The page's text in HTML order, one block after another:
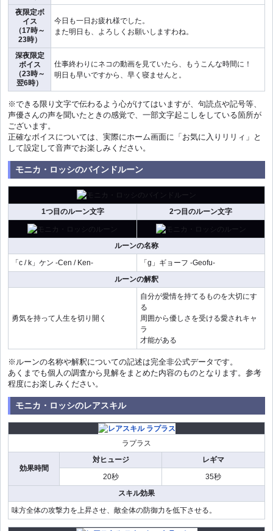
夜限定ボ
イス
（17時～
23時）
今日も一日お疲れ様でした。
また明日も、よろしくお願いしますわね。
深夜限定
ボイス
（23時～
翌6時）
仕事終わりにネコの動画を見ていたら、もうこんな時間に！
明日も早いですから、早く寝ませんと。
※できる限り文字で伝わるよう心がけてはいますが、句読点や記号等、
声優さんの声を聞いたときの感覚で、一部文字起こしをしている箇所が
ございます。
正確なボイスについては、実際にホーム画面に「お気に入りリリィ」と
して設定して音声でお楽しみください。
モニカ・ロッシのバインドルーン
1つ目のルーン文字 2つ目のルーン文字
ルーンの名称
「c / k」ケン -Cen / Ken-
「g」ギョーフ -Geofu-
ルーンの解釈
勇気を持って人生を切り開く
自分が愛情を持てるものを大切にす
る
周囲から優しさを受ける愛されキャ
ラ
才能がある
※ルーンの名称や解釈についての記述は完全非公式データです。
あくまでも個人の調査から見解をまとめた内容のものとなります。参考
程度にお楽しみください。
モニカ・ロッシのレアスキル
ラプラス
効果時間
対ヒュージ
レギマ
20秒
35秒
スキル効果
味方全体の攻撃力を上昇させ、敵全体の防御力を低下させる。